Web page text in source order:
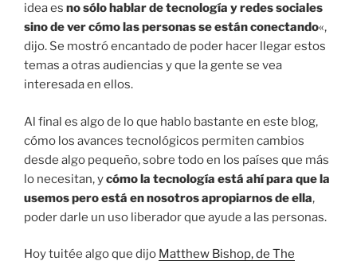
idea es no sólo hablar de tecnología y redes sociales
sino de ver cómo las personas se están conectando«,
dijo. Se mostró encantado de poder hacer llegar estos
temas a otras audiencias y que la gente se vea
interesada en ellos.
Al final es algo de lo que hablo bastante en este blog,
cómo los avances tecnológicos permiten cambios
desde algo pequeño, sobre todo en los países que más
lo necesitan, ycómo la tecnología está ahí para que la
usemos pero está en nosotros apropiarnos de ella,
poder darle un uso liberador que ayude a las personas.
Hoy tuitée algo que dijo Matthew Bishop, de The